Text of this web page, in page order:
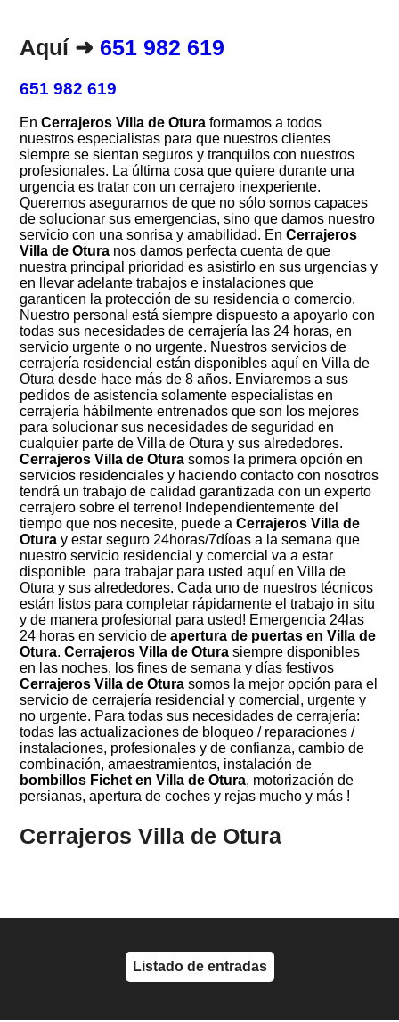
Aquí ➜ 651 982 619
651 982 619
EnCerrajeros Villa de Otura formamos a todos
nuestros especialistas para que nuestros clientes
siempre se sientan seguros y tranquilos con nuestros
profesionales. La última cosa que quiere durante una
urgencia es tratar con un cerrajero inexperiente.
Queremos asegurarnos de que no sólo somos capaces
de solucionar sus emergencias, sino que damos nuestro
servicio con una sonrisa y amabilidad. EnCerrajeros
Villa de Otura nos damos perfecta cuenta de que
nuestra principal prioridad es asistirlo en sus urgencias y
en llevar adelante trabajos e instalaciones que
garanticen la protección de su residencia o comercio.
Nuestro personal está siempre dispuesto a apoyarlo con
todas sus necesidades de cerrajería las 24 horas, en
servicio urgente o no urgente. Nuestros servicios de
cerrajería residencial están disponibles aquí en Villa de
Otura desde hace más de 8 años. Enviaremos a sus
pedidos de asistencia solamente especialistas en
cerrajería hábilmente entrenados que son los mejores
para solucionar sus necesidades de seguridad en
cualquier parte de Villa de Otura y sus alrededores.
Cerrajeros Villa de Otura somos la primera opción en
servicios residenciales y haciendo contacto con nosotros
tendrá un trabajo de calidad garantizada con un experto
cerrajero sobre el terreno! Independientemente del
tiempo que nos necesite, puede aCerrajeros Villa de
Otura y estar seguro 24horas/7díoas a la semana que
nuestro servicio residencial y comercial va a estar
disponible para trabajar para usted aquí en Villa de
Otura y sus alrededores. Cada uno de nuestros técnicos
están listos para completar rápidamente el trabajo in situ
y de manera profesional para usted! Emergencia 24las
24 horas en servicio deapertura de puertas en Villa de
Otura.Cerrajeros Villa de Otura siempre disponibles
en las noches, los fines de semana y días festivos
Cerrajeros Villa de Otura somos la mejor opción para el
servicio de cerrajería residencial y comercial, urgente y
no urgente. Para todas sus necesidades de cerrajería:
todas las actualizaciones de bloqueo / reparaciones /
instalaciones, profesionales y de confianza, cambio de
combinación, amaestramientos, instalación de
bombillos Fichet en Villa de Otura, motorización de
persianas, apertura de coches y rejas mucho y más !
Cerrajeros Villa de Otura
Listado de entradas